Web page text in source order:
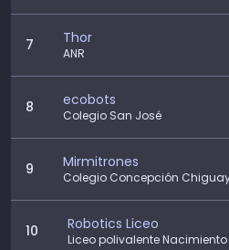
7 Thor
ANR
8 ecobots
Colegio San José
9 Mirmitrones
Colegio Concepción
10 Robotics Liceo
Liceo polivalente Nacimiento